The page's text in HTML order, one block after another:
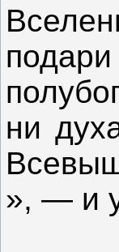
ни
», — и